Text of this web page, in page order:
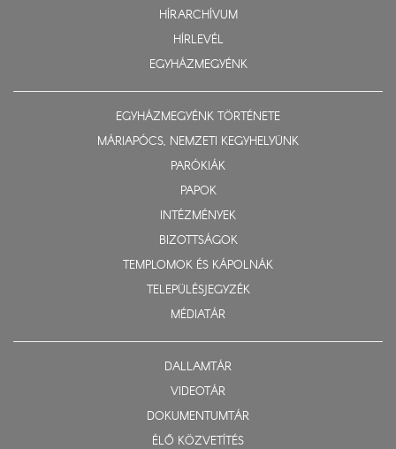
HÍRARCHÍVUM
HÍRLEVÉL
EGYHÁZMEGYÉNK
EGYHÁZMEGYÉNK TÖRTÉNETE
MÁRIAPÓCS, NEMZETI KEGYHELYÜNK
PARÓKIÁK
PAPOK
INTÉZMÉNYEK
BIZOTTSÁGOK
TEMPLOMOK ÉS KÁPOLNÁK
TELEPÜLÉSJEGYZÉK
MÉDIATÁR
DALLAMTÁR
VIDEOTÁR
DOKUMENTUMTÁR
ÉLŐ KÖZVETÍTÉS